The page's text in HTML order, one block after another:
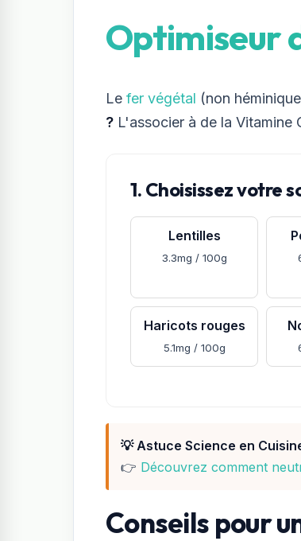
Optimiseur
Le fer végétal (non
? L'associer à de la
1. Choisissez votre
Lentilles
3.3mg / 100g
Haricots rouges
5.1mg / 100g
💡 Astuce Science en
👉 Découvrez comment
Conseils pour